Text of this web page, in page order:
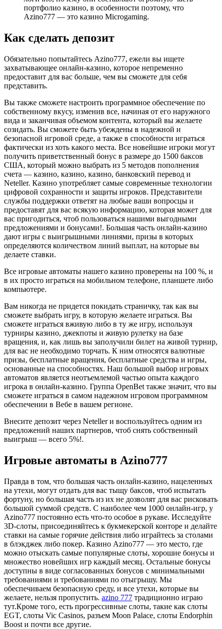
портфолио казино, в особенности поэтому, что
Azino777 — это казино Microgaming.
Как сделать депозит
Обязательно попытайтесь Azino777, ежели вы ищете
захватывающее онлайн-казино, которое непременно
предоставит для вас больше, чем вы сможете для себя
представить.
Вы также сможете настроить программное обеспечение по
собственному вкусу, изменив все, начиная от его наружного
вида и заканчивая объемом контента, который вы желаете
созидать. Вы сможете быть убеждены в надежной и
безопасной игровой среде, а также в способности играться
фактически из хоть какого места. Все новейшие игроки могут
получить приветственный бонус в размере до 1500 баксов
США, который можно выбрать из 5 методов пополнения
счета — казино, казино, казино, банковский перевод и
Neteller. Казино употребляет самые современные технологии
цифровой сохранности и защиты игроков. Представители
службы поддержки ответят на любые ваши вопросцы и
предоставят для вас всякую информацию, которая может для
вас пригодиться, чтоб пользоваться нашими выгодными
предложениями и бонусами!. Большая часть онлайн-казино
дают игры с выигрышными линиями, призы в которых
определяются количеством линий выплат, на которые вы
делаете ставки.
Все игровые автоматы нашего казино проверены на 100 %, и
в их просто играться на мобильном телефоне, планшете либо
компьютере.
Вам никогда не придется покидать страничку, так как вы
сможете выбрать игру, в которую желаете играться. Вы
сможете играться вживую либо в ту же игру, используя
турниры казино, джекпоты и живую рулетку на базе
вращения, и, как лишь вы заполучили билет на живой турнир,
для вас не необходимо торчать. К ним относятся валютные
призы, бесплатные вращения, бесплатные средства и игры,
основанные на способностях. Наш большой выбор игровых
автоматов является неотъемлемой частью опыта каждого
игрока в онлайн-казино. Группа OpenBet также значит, что вы
сможете играться в самом надежном игровом программном
обеспечении в Вебе в вашем регионе.
Внесите депозит через Neteller и воспользуйтесь одним из
предложений наших партнеров, чтоб снять собственный
выигрыш — всего 5%!.
Игровые автоматы в Azino777
Правда в том, что большая часть онлайн-казино, нацеленных
на утехи, могут отдать для вас тыщу баксов, чтоб испытать
фортуну, но большая часть из их не дозволят для вас рисковать
большой суммой средств. С наиболее чем 1000 онлайн-игр, у
Azino777 постоянно есть что-то особое в рукаве. Исследуйте
3D-слоты, присоединяйтесь к букмекерской конторе и делайте
ставки на самые горячие действия либо играйтесь за столами
в блэкджек либо покер. Казино Azino777 — это место, где
можно отыскать самые популярные слоты, хорошие бонусы и
множество новейших игр каждый месяц. Остальные бонусы
доступны в виде согласованных бонусов с минимальными
требованиями и требованиями по отыгрышу. Мы
обеспечиваем безопасную среду, и все утехи, которые вы
желаете, нельзя пропустить. azino 777 традиционно играю
тут.Кроме того, есть прогрессивные слоты, такие как слоты
EGT, слоты Vic Casinos, разъем Moon Palace, слоты Endorphin
Boost и почти все другие.